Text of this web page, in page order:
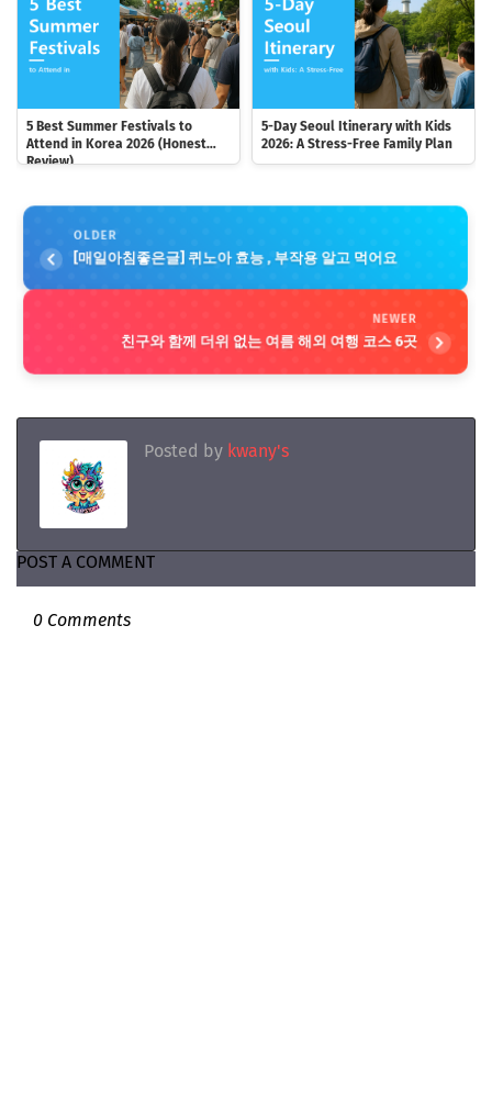
5 Best Summer Festivals to
Attend in Korea 2026 (Honest
Review)
5-Day Seoul Itinerary with Kids
2026: A Stress-Free Family Plan
OLDER
[매일아침좋은글] 퀴노아 효능 , 부작용 알고 먹어요
NEWER
친구와 함께 더위 없는 여름 해외 여행 코스 6곳
Posted by kwany's
POST A COMMENT
0 Comments